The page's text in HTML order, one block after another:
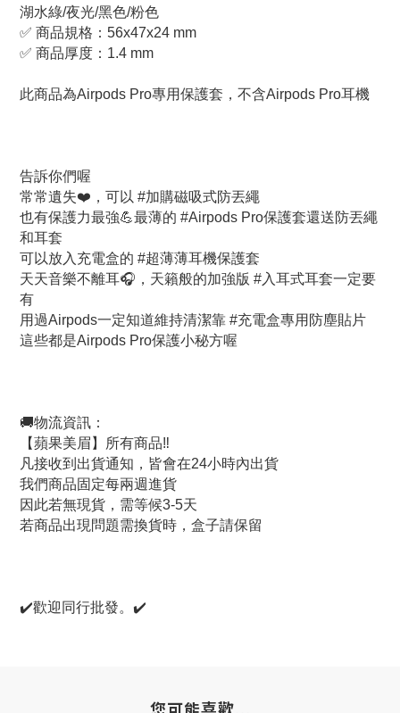
湖水綠/夜光/黑色/粉色
✅ 商品規格：56x47x24 mm
✅ 商品厚度：1.4 mm
此商品為Airpods Pro專用保護套，不含Airpods Pro耳機
告訴你們喔
常常遺失❤️，可以 #加購磁吸式防丟繩
也有保護力最強💪最薄的 #Airpods Pro保護套還送防丟繩
和耳套
可以放入充電盒的 #超薄薄耳機保護套
天天音樂不離耳🎧，天籟般的加強版 #入耳式耳套一定要
有
用過Airpods一定知道維持清潔靠 #充電盒專用防塵貼片
這些都是Airpods Pro保護小秘方喔
🚚物流資訊：
【蘋果美眉】所有商品‼️
凡接收到出貨通知，皆會在24小時內出貨
我們商品固定每兩週進貨
因此若無現貨，需等候3-5天
若商品出現問題需換貨時，盒子請保留
✔️歡迎同行批發。✔️